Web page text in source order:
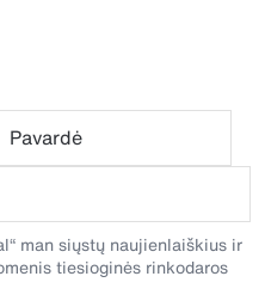
Pavardė
man siųstų naujienlaiškius ir
tiesioginės rinkodaros